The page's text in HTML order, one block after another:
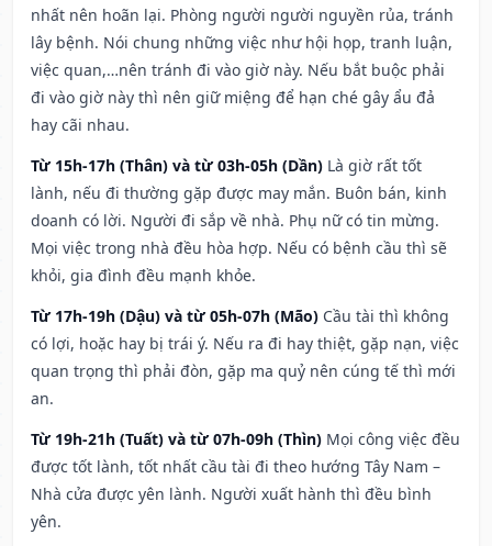
nhất nên hoãn lại. Phòng người người nguyền rủa, tránh
lây bệnh. Nói chung những việc như hội họp, tranh luận,
việc quan,…nên tránh đi vào giờ này. Nếu bắt buộc phải
đi vào giờ này thì nên giữ miệng để hạn ché gây ẩu đả
hay cãi nhau.
Từ 15h-17h (Thân) và từ 03h-05h (Dần) Là giờ rất tốt
lành, nếu đi thường gặp được may mắn. Buôn bán, kinh
doanh có lời. Người đi sắp về nhà. Phụ nữ có tin mừng.
Mọi việc trong nhà đều hòa hợp. Nếu có bệnh cầu thì sẽ
khỏi, gia đình đều mạnh khỏe.
Từ 17h-19h (Dậu) và từ 05h-07h (Mão) Cầu tài thì không
có lợi, hoặc hay bị trái ý. Nếu ra đi hay thiệt, gặp nạn, việc
quan trọng thì phải đòn, gặp ma quỷ nên cúng tế thì mới
an.
Từ 19h-21h (Tuất) và từ 07h-09h (Thìn) Mọi công việc đều
được tốt lành, tốt nhất cầu tài đi theo hướng Tây Nam –
Nhà cửa được yên lành. Người xuất hành thì đều bình
yên.